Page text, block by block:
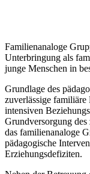
Familienanaloge
Unterbringung als
junge Menschen in
Grundlage des
zuverlässige
intensiven
Grundversorgung
das familienanaloge
pädagogische
Erziehungsdefiziten.